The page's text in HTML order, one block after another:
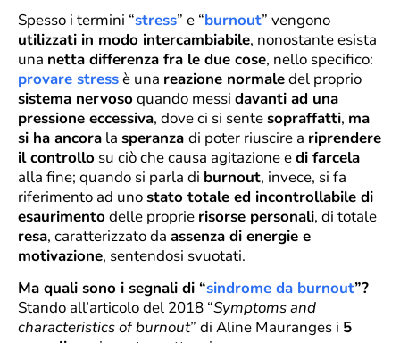
Spesso i termini “stress” e “burnout” vengono
utilizzati in modo intercambiabile, nonostante esista
una netta differenza fra le due cose, nello specifico:
provare stressè una reazione normaledel proprio
sistema nervosoquando messi davanti ad una
pressione eccessiva, dove ci si sentesopraffatti, ma
si ha ancora la speranza di poter riuscire a riprendere
il controllo su ciò che causa agitazione edi farcela
alla fine; quando si parla di burnout, invece, si fa
riferimento ad unostato totale ed incontrollabile di
esaurimentodelle proprie risorse personali, di totale
resa, caratterizzato da assenza di energie e
motivazione, sentendosi svuotati.
Ma quali sono i segnali di “sindrome da burnout”?
Stando all’articolo del 2018 “Symptoms and
characteristics of burnout” di Aline Mauranges i 5